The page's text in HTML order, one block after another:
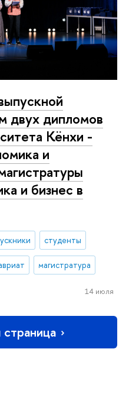
двух дипломов
Кёнхи -
и
и бизнес в
студенты
магистратура
14 июля